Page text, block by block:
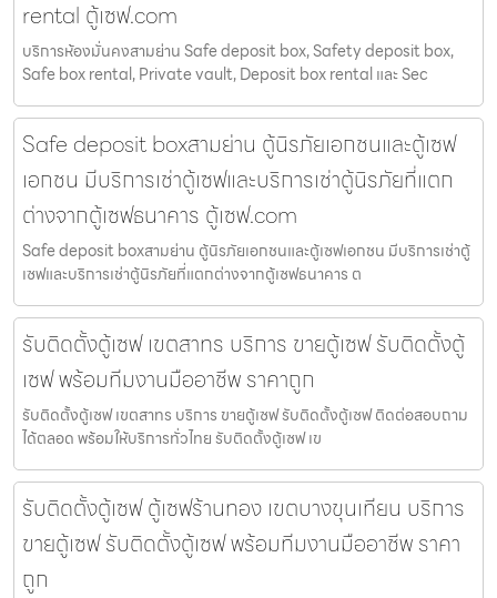
rental ตู้เซฟ.com
บริการห้องมั่นคงสามย่าน Safe deposit box, Safety deposit box,
Safe box rental, Private vault, Deposit box rental และ Sec
Safe deposit boxสามย่าน ตู้นิรภัยเอกชนและตู้เซฟ
เอกชน มีบริการเช่าตู้เซฟและบริการเช่าตู้นิรภัยที่แตก
ต่างจากตู้เซฟธนาคาร ตู้เซฟ.com
Safe deposit boxสามย่าน ตู้นิรภัยเอกชนและตู้เซฟเอกชน มีบริการเช่าตู้
เซฟและบริการเช่าตู้นิรภัยที่แตกต่างจากตู้เซฟธนาคาร ต
รับติดตั้งตู้เซฟ เขตสาทร บริการ ขายตู้เซฟ รับติดตั้งตู้
เซฟ พร้อมทีมงานมืออาชีพ ราคาถูก
รับติดตั้งตู้เซฟ เขตสาทร บริการ ขายตู้เซฟ รับติดตั้งตู้เซฟ ติดต่อสอบถาม
ได้ตลอด พร้อมให้บริการทั่วไทย รับติดตั้งตู้เซฟ เข
รับติดตั้งตู้เซฟ ตู้เซฟร้านทอง เขตบางขุนเทียน บริการ
ขายตู้เซฟ รับติดตั้งตู้เซฟ พร้อมทีมงานมืออาชีพ ราคา
ถูก